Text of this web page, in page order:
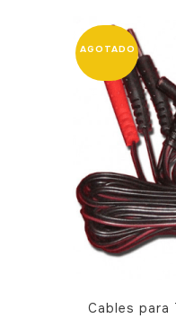
Cables para